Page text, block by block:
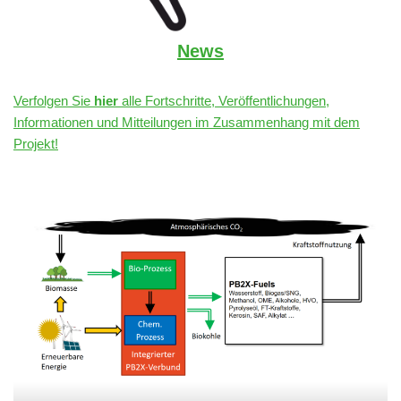
News
Verfolgen Sie hier alle Fortschritte, Veröffentlichungen,
Informationen und Mitteilungen im Zusammenhang mit dem
Projekt!